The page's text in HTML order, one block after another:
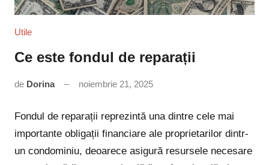
Utile
Ce este fondul de reparații
de Dorina noiembrie 21, 2025
Fondul de reparații reprezintă una dintre cele mai
importante obligații financiare ale proprietarilor dintr-
un condominiu, deoarece asigură resursele necesare